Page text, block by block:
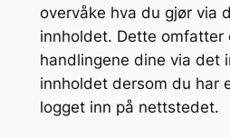
overvåke hva du gjør via
innholdet. Dette omfatter
handlingene dine via det
innholdet dersom du har
logget inn på nettstedet.